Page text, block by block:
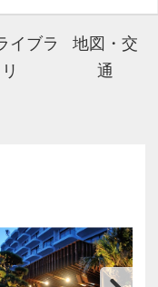
イブラ
リ
地図・交
通